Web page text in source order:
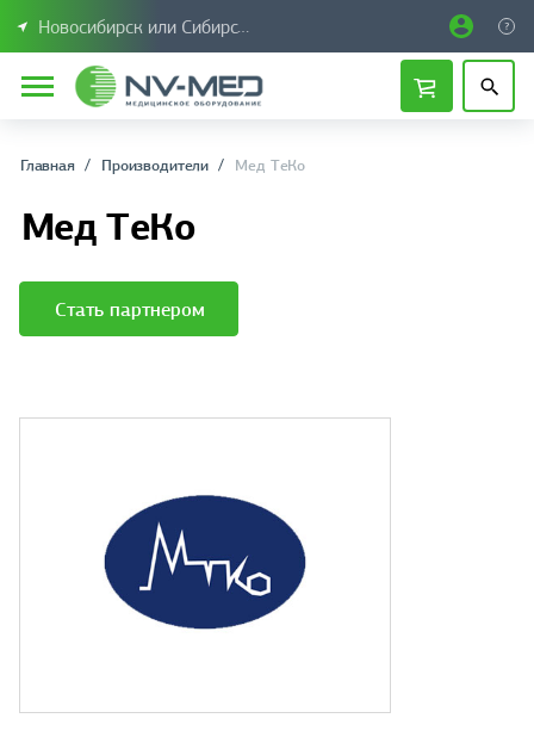
Новосибирск или Сибирский федеральный округ
Главная Производители Мед ТеКо
Мед ТеКо
Стать партнером